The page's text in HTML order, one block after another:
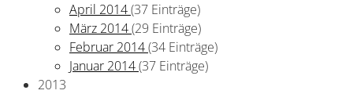
April 2014(37 Einträge)
März 2014(29 Einträge)
Februar 2014(34 Einträge)
Januar 2014(37 Einträge)
2013